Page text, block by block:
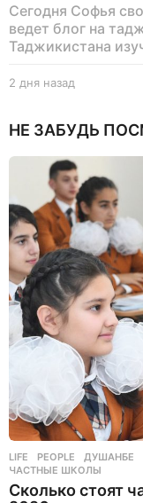
Сегодня Софья
ведет блог на
Таджикистана
2 дня назад
я
а
з
а
д
НЕ ЗАБУДЬ
LIFE ,PEOPLE ДУШАНБЕ
ЧАСТНЫЕ ШКОЛЫ
Сколько стоят